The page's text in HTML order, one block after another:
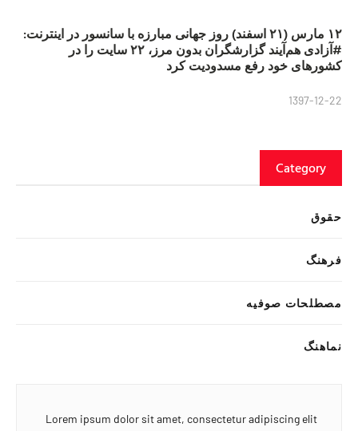
۱۲ مارس (۲۱ اسفند) روز جهانی مبارزه با سانسور در اینترنت:
#آزادی هم‌آیند گزارشگران‌ بدون مرز، ۲۲ سایت را در
کشورهای خود رفع مسدودیت کرد
1397-12-22
Category
حقوق
فرهنگ
مصطلحات صوفیه
نماهنگ
Lorem ipsum dolor sit amet, consectetur adipiscing elit